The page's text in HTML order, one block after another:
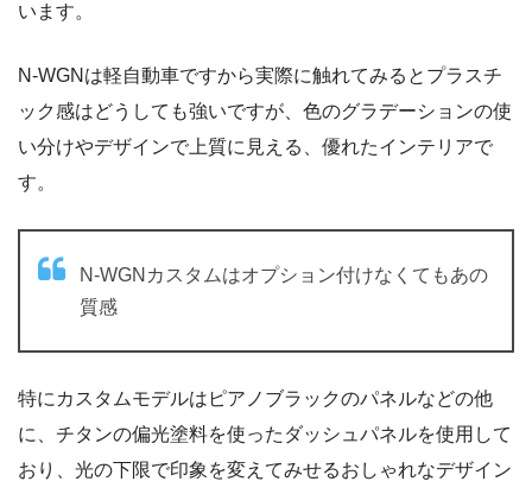
います。
N-WGNは軽自動車ですから実際に触れてみるとプラスチ
ック感はどうしても強いですが、色のグラデーションの使
い分けやデザインで上質に見える、優れたインテリアで
す。
N-WGNカスタムはオプション付けなくてもあの
質感
特にカスタムモデルはピアノブラックのパネルなどの他
に、チタンの偏光塗料を使ったダッシュパネルを使用して
おり、光の下限で印象を変えてみせるおしゃれなデザイン